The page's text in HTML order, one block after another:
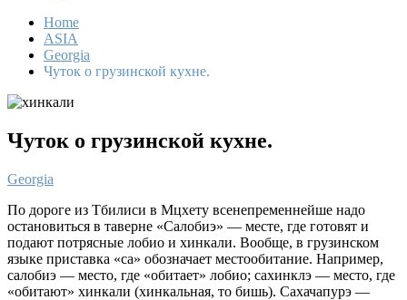
Home
ASIA
Georgia
Чуток о грузинской кухне.
Чуток о грузинской кухне.
Georgia
По дороге из Тбилиси в Мцхету всенепременнейше надо
остановиться в таверне «Салобиэ» — месте, где готовят и
подают потрясные лобио и хинкали. Вообще, в грузинском
языке приставка «са» обозначает местообитание. Например,
салобиэ — место, где «обитает» лобио; сахинклэ — место, где
«обитают» хинкали (хинкальная, то бишь). Сахачапурэ —